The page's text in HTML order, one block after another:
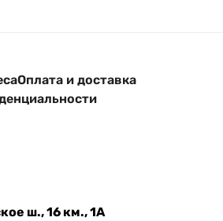
Оплата и доставка
ш., 16 км., 1А